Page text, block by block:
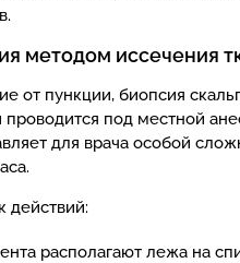
методом иссечения
от пункции, биопсия
под местной
для врача особой
действий:
располагают лежа на